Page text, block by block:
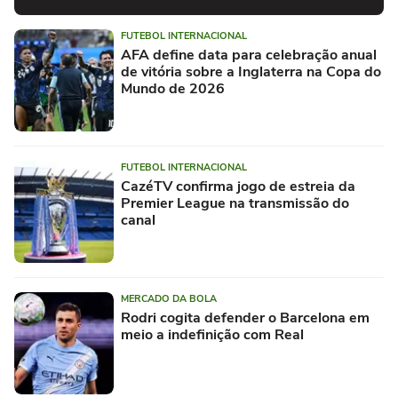
FUTEBOL INTERNACIONAL
AFA define data para celebração anual
de vitória sobre a Inglaterra na Copa do
Mundo de 2026
FUTEBOL INTERNACIONAL
CazéTV confirma jogo de estreia da
Premier League na transmissão do
canal
MERCADO DA BOLA
Rodri cogita defender o Barcelona em
meio a indefinição com Real